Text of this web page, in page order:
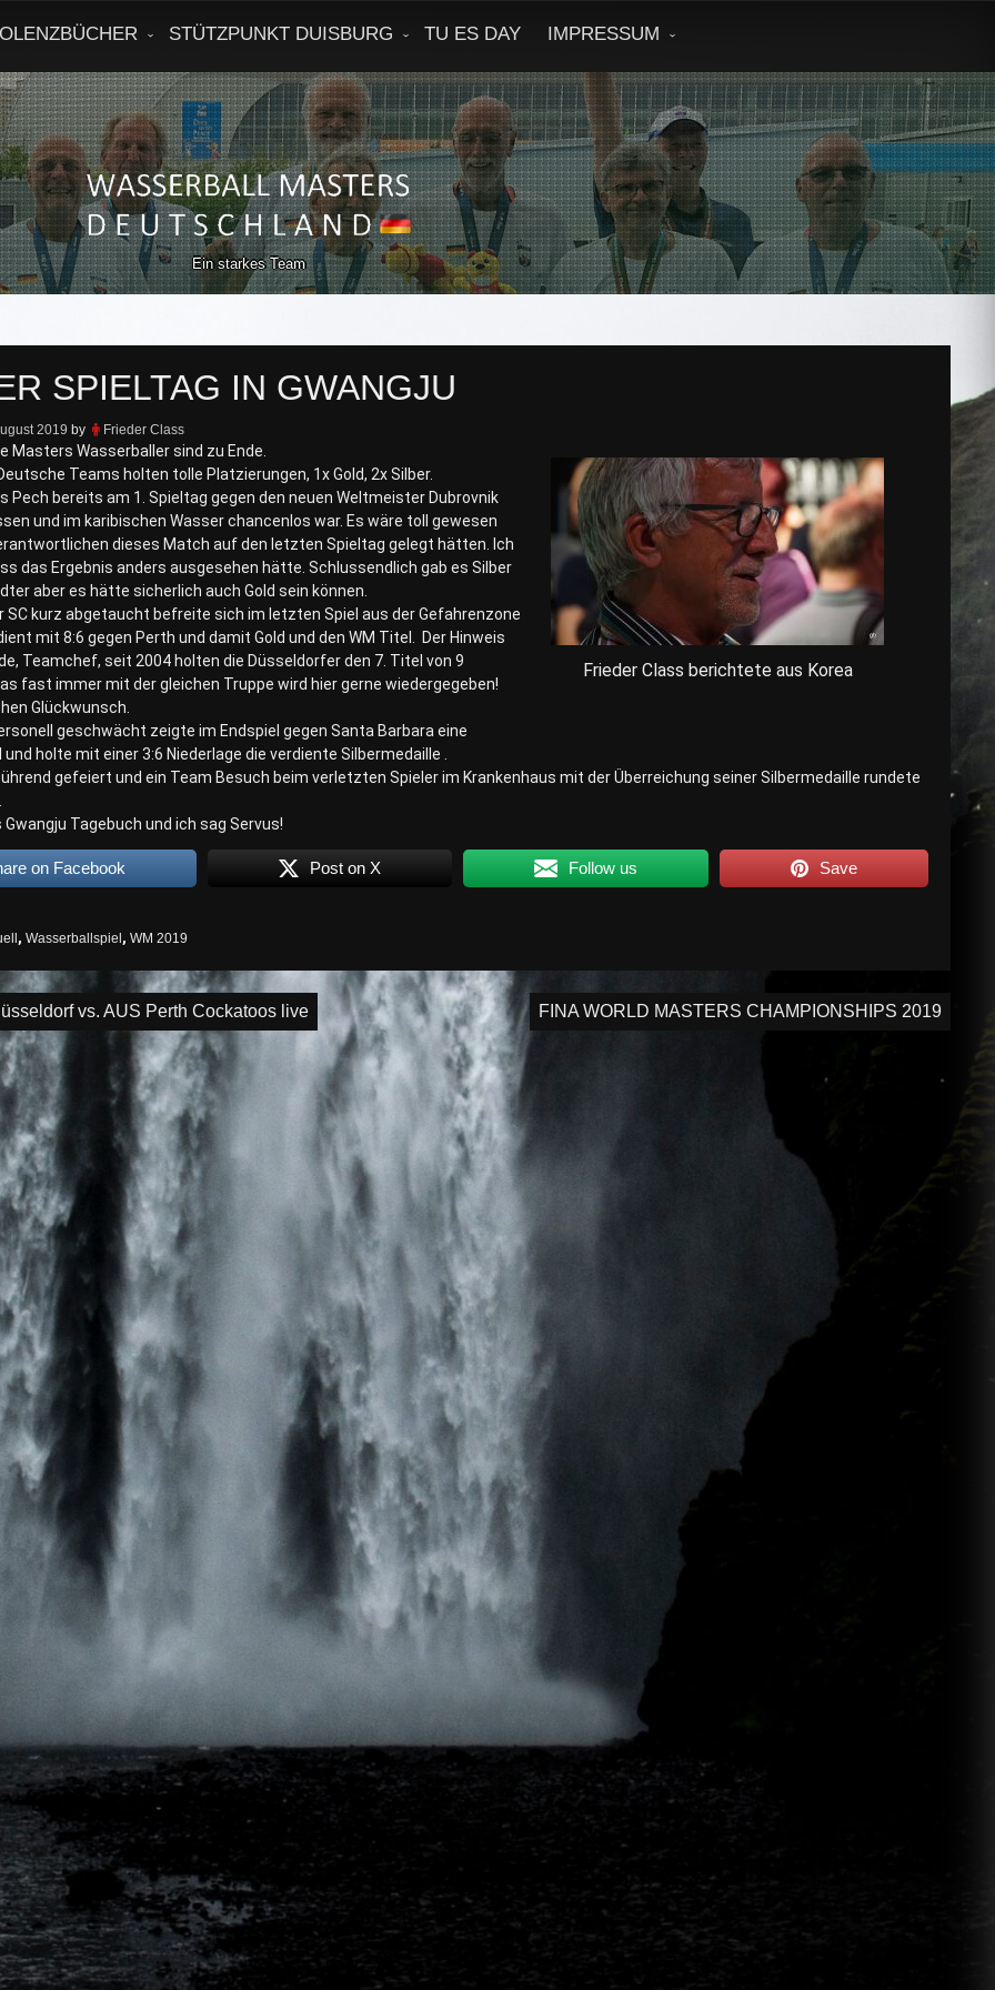
STÜTZPUNKT DUISBURG TU ES DAY IMPRESSUM
Ein starkes Team
SPIELTAG IN GWANGJU
2019 by Frieder Class
Frieder Class berichtete aus Korea
Masters Wasserballer sind zu Ende.
Teams holten tolle Platzierungen, 1x Gold, 2x Silber.
Pech bereits am 1. Spieltag gegen den neuen Weltmeister Dubrovnik
und im karibischen Wasser chancenlos war. Es wäre toll gewesen
dieses Match auf den letzten Spieltag gelegt hätten. Ich
das Ergebnis anders ausgesehen hätte. Schlussendlich gab es Silber
aber es hätte sicherlich auch Gold sein können.
SC kurz abgetaucht befreite sich im letzten Spiel aus der Gefahrenzone
mit 8:6 gegen Perth und damit Gold und den WM Titel. Der Hinweis
Teamchef, seit 2004 holten die Düsseldorfer den 7. Titel von 9
fast immer mit der gleichen Truppe wird hier gerne wiedergegeben!
Glückwunsch.
geschwächt zeigte im Endspiel gegen Santa Barbara eine
holte mit einer 3:6 Niederlage die verdiente Silbermedaille .
gefeiert und ein Team Besuch beim verletzten Spieler im Krankenhaus mit der Überreichung seiner Silbermedaille rundete
Tagebuch und ich sag Servus!
on Facebook Post on X Follow us Save
, Wasserballspiel , WM 2019
vs. AUS Perth Cockatoos live FINA WORLD MASTERS CHAMPIONSHIPS 2019